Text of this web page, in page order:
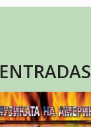
ENTRADAS